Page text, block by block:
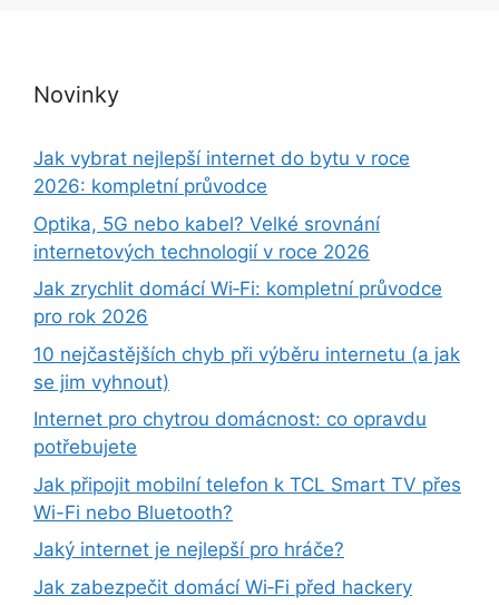
Novinky
Jak vybrat nejlepší internet do bytu v roce
2026: kompletní průvodce
Optika, 5G nebo kabel? Velké srovnání
internetových technologií v roce 2026
Jak zrychlit domácí Wi‑Fi: kompletní průvodce
pro rok 2026
10 nejčastějších chyb při výběru internetu (a jak
se jim vyhnout)
Internet pro chytrou domácnost: co opravdu
potřebujete
Jak připojit mobilní telefon k TCL Smart TV přes
Wi-Fi nebo Bluetooth?
Jaký internet je nejlepší pro hráče?
Jak zabezpečit domácí Wi‑Fi před hackery